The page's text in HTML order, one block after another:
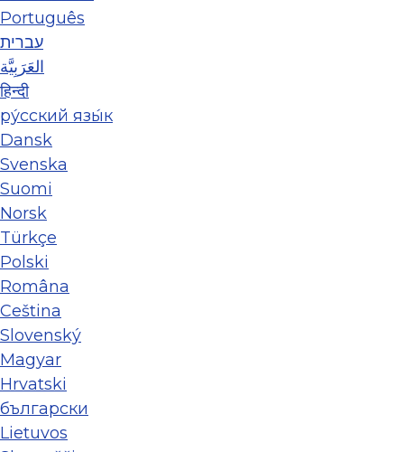
Português
עברית
العَرَبِيَّة
हिन्दी
ру́сский язы́к
Dansk
Svenska
Suomi
Norsk
Türkçe
Polski
Româna
Ceština
Slovenský
Magyar
Hrvatski
български
Lietuvos